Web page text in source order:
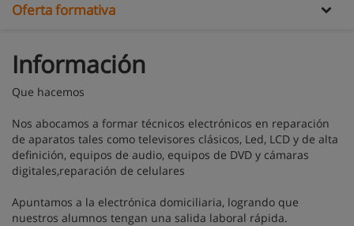
Oferta formativa
Información
Que hacemos
Nos abocamos a formar técnicos electrónicos en reparación
de aparatos tales como televisores clásicos, Led, LCD y de alta
definición, equipos de audio, equipos de DVD y cámaras
digitales,reparación de celulares
Apuntamos a la electrónica domiciliaria, logrando que
nuestros alumnos tengan una salida laboral rápida.